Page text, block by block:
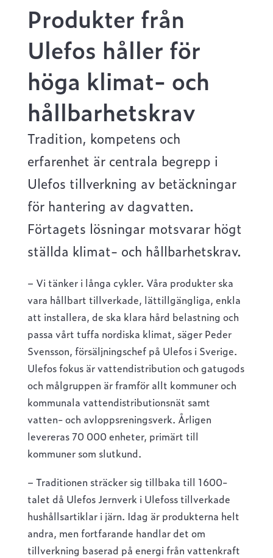
Produkter från
Ulefos håller för
höga klimat- och
hållbarhetskrav
Tradition, kompetens och
erfarenhet är centrala begrepp i
Ulefos tillverkning av betäckningar
för hantering av dagvatten.
Förtagets lösningar motsvarar högt
ställda klimat- och hållbarhetskrav.
– Vi tänker i långa cykler. Våra produkter ska
vara hållbart tillverkade, lättillgängliga, enkla
att installera, de ska klara hård belastning och
passa vårt tuffa nordiska klimat, säger Peder
Svensson, försäljningschef på Ulefos i Sverige.
Ulefos fokus är vattendistribution och gatugods
och målgruppen är framför allt kommuner och
kommunala vattendistributionsnät samt
vatten- och avloppsreningsverk. Årligen
levereras 70 000 enheter, primärt till
kommuner som slutkund.
– Traditionen sträcker sig tillbaka till 1600-
talet då Ulefos Jernverk i Ulefoss tillverkade
hushållsartiklar i järn. Idag är produkterna helt
andra, men fortfarande handlar det om
tillverkning baserad på energi från vattenkraft